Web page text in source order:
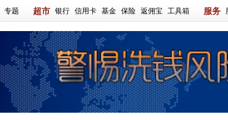
专题 超市 银行 信用卡 基金 保险 返佣宝 工具箱 服务